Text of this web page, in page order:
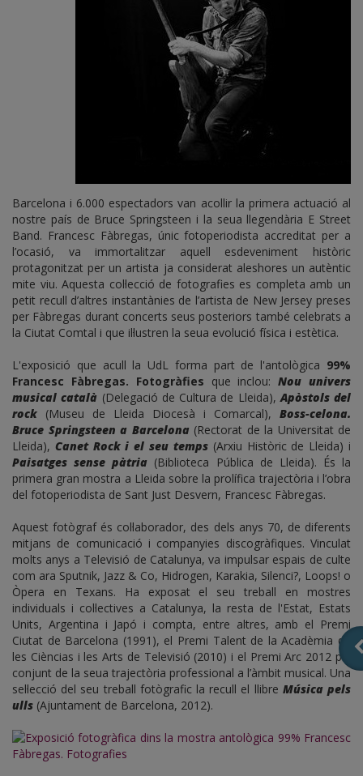
Barcelona i 6.000 espectadors van acollir la primera actuació al
nostre país de Bruce Springsteen i la seua llegendària E Street
Band. Francesc Fàbregas, únic fotoperiodista accreditat per a
l’ocasió, va immortalitzar aquell esdeveniment històric
protagonitzat per un artista ja considerat aleshores un autèntic
mite viu. Aquesta col·lecció de fotografies es completa amb un
petit recull d’altres instantànies de l’artista de New Jersey preses
per Fàbregas durant concerts seus posteriors també celebrats a
la Ciutat Comtal i que il·lustren la seua evolució física i estètica.
L'exposició que acull la UdL forma part de l'antològica 99%
Francesc Fàbregas. Fotogràfies que inclou:Nou univers
musical català (Delegació de Cultura de Lleida), Apòstols del
rock (Museu de Lleida Diocesà i Comarcal), Boss-celona.
Bruce Springsteen a Barcelona(Rectorat de la Universitat de
Lleida), Canet Rock i el seu temps(Arxiu Històric de Lleida) i
Paisatges sense pàtria (Biblioteca Pública de Lleida). És la
primera gran mostra a Lleida sobre la prolífica trajectòria i l’obra
del fotoperiodista de Sant Just Desvern, Francesc Fàbregas.
Aquest fotògraf és col·laborador, des dels anys 70, de diferents
mitjans de comunicació i companyies discogràfiques. Vinculat
molts anys a Televisió de Catalunya, va impulsar espais de culte
com ara Sputnik, Jazz & Co, Hidrogen, Karakia, Silenci?, Loops! o
Òpera en Texans. Ha exposat el seu treball en mostres
individuals i col·lectives a Catalunya, la resta de l'Estat, Estats
Units, Argentina i Japó i compta, entre altres, amb el Premi
Ciutat de Barcelona (1991), el Premi Talent de la Acadèmia de
les Cièncias i les Arts de Televisió (2010) i el Premi Arc 2012 pel
conjunt de la seua trajectòria professional a l’àmbit musical. Una
sel·lecció del seu treball fotògrafic la recull el llibre Música pels
ulls (Ajuntament de Barcelona, 2012).